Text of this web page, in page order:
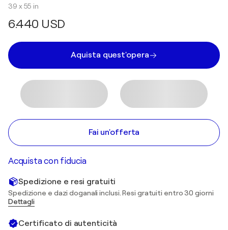
39 x 55 in
6.440 USD
Aquista quest'opera
Fai un'offerta
Acquista con fiducia
Spedizione e resi gratuiti
Spedizione e dazi doganali inclusi. Resi gratuiti entro 30 giorni
Dettagli
Certificato di autenticità